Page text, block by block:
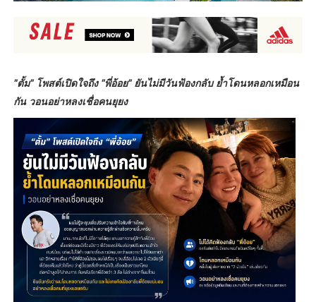
​"ตั้ม" โพสต์เปิดใจถึง "พี่อ้อย" ยันไม่มีวันฟ้องกลับ ย้ำโดนหลอกเหมือน
กัน วอนอย่าหลงเชื่อคนยุยง